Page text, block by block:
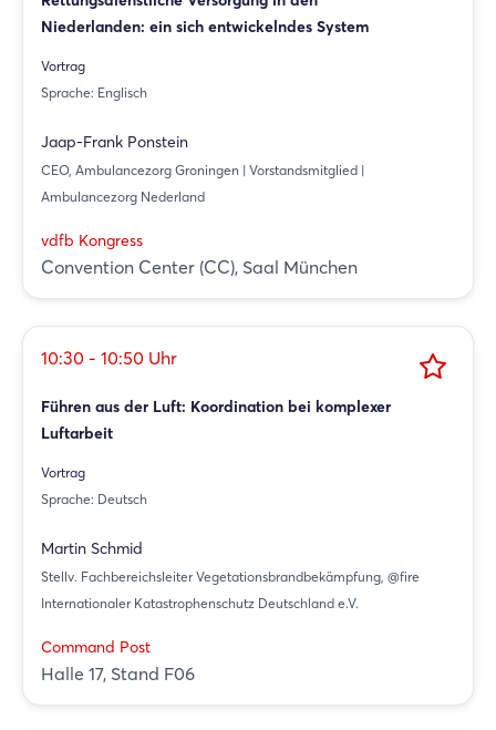
Niederlanden: ein sich entwickelndes System
Vortrag
Sprache: Englisch
Jaap-Frank Ponstein
CEO, Ambulancezorg Groningen | Vorstandsmitglied |
Ambulancezorg Nederland
vdfb Kongress
Convention Center (CC), Saal München
10:30 - 10:50 Uhr
Führen aus der Luft: Koordination bei komplexer
Luftarbeit
Vortrag
Sprache: Deutsch
Martin Schmid
Stellv. Fachbereichsleiter Vegetationsbrandbekämpfung, @fire
Internationaler Katastrophenschutz Deutschland e.V.
Command Post
Halle 17, Stand F06